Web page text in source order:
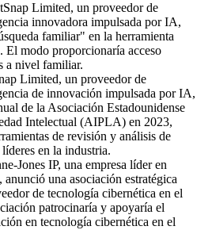
Limited, un proveedor de
innovadora impulsada por IA,
familiar" en la herramienta
El modo proporcionaría acceso
a nivel familiar.
Limited, un proveedor de
de innovación impulsada por IA,
de la Asociación Estadounidense
Intelectual (AIPLA) en 2023,
de revisión y análisis de
en la industria.
Jones IP, una empresa líder en
una asociación estratégica
de tecnología cibernética en el
patrocinaría y apoyaría el
en tecnología cibernética en el